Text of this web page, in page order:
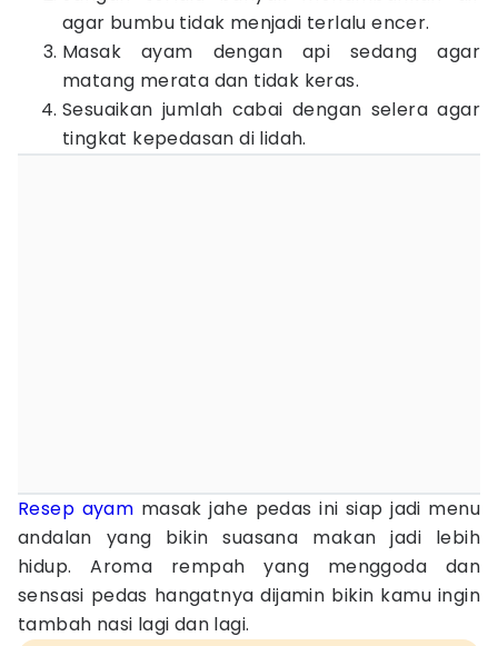
agar bumbu tidak menjadi terlalu encer.
Masak ayam dengan api sedang agar
matang merata dan tidak keras.
Sesuaikan jumlah cabai dengan selera agar
tingkat kepedasan di lidah.
Resep ayam masak jahe pedas ini siap jadi menu
andalan yang bikin suasana makan jadi lebih
hidup. Aroma rempah yang menggoda dan
sensasi pedas hangatnya dijamin bikin kamu ingin
tambah nasi lagi dan lagi.